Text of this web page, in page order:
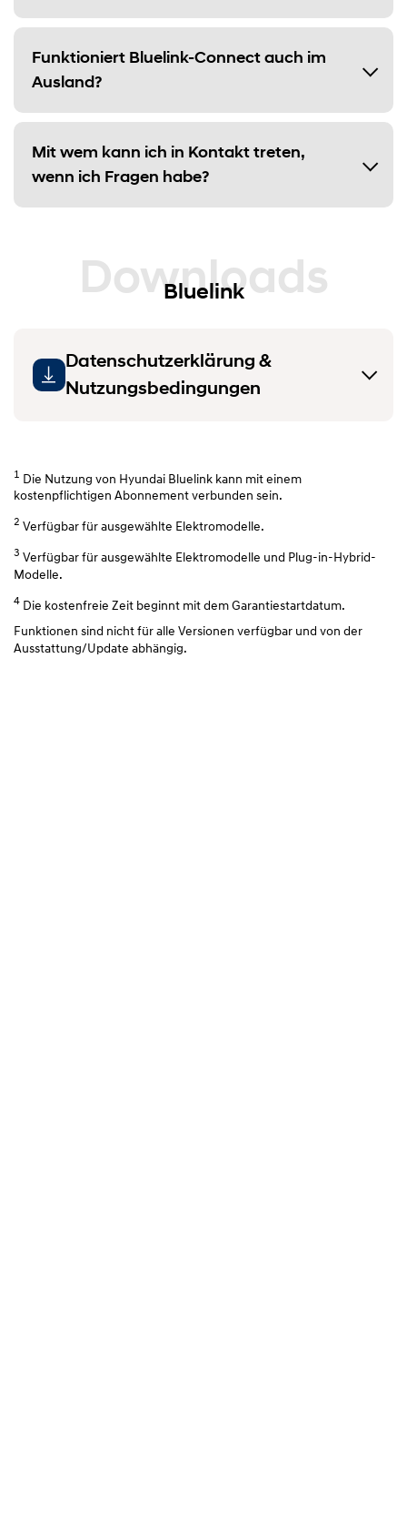
Funktioniert Bluelink-Connect auch im
Ausland?
Mit wem kann ich in Kontakt treten,
wenn ich Fragen habe?
Downloads
Bluelink
Datenschutzerklärung &
Nutzungsbedingungen
1 Die Nutzung von Hyundai Bluelink kann mit einem
kostenpflichtigen Abonnement verbunden sein.
2 Verfügbar für ausgewählte Elektromodelle.
3 Verfügbar für ausgewählte Elektromodelle und Plug-in-Hybrid-
Modelle.
4 Die kostenfreie Zeit beginnt mit dem Garantiestartdatum.
Funktionen sind nicht für alle Versionen verfügbar und von der
Ausstattung/Update abhängig.